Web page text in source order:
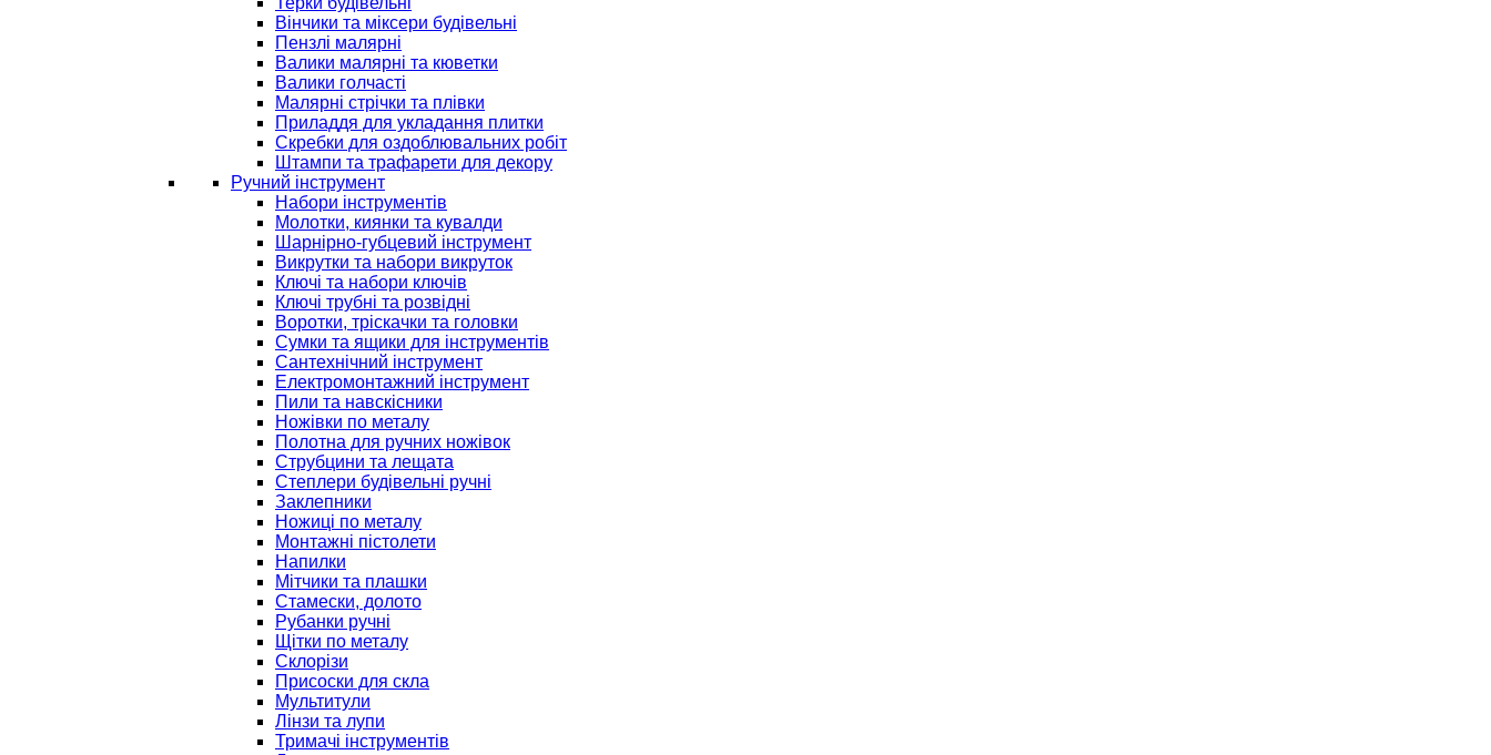
Вінчики та міксери будівельні
Пензлі малярні
Валики малярні та кюветки
Валики голчасті
Малярні стрічки та плівки
Приладдя для укладання плитки
Скребки для оздоблювальних робіт
Штампи та трафарети для декору
Ручний інструмент
Набори інструментів
Молотки, киянки та кувалди
Шарнірно-губцевий інструмент
Викрутки та набори викруток
Ключі та набори ключів
Ключі трубні та розвідні
Воротки, тріскачки та головки
Сумки та ящики для інструментів
Сантехнічний інструмент
Електромонтажний інструмент
Пили та навскісники
Ножівки по металу
Полотна для ручних ножівок
Струбцини та лещата
Степлери будівельні ручні
Заклепники
Ножиці по металу
Монтажні пістолети
Напилки
Мітчики та плашки
Стамески, долото
Рубанки ручні
Щітки по металу
Склорізи
Присоски для скла
Мультитули
Лінзи та лупи
Тримачі інструментів